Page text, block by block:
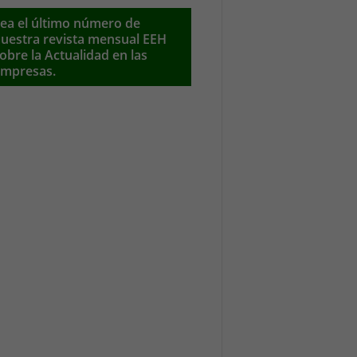
el último número de
revista mensual EEH
la Actualidad en las